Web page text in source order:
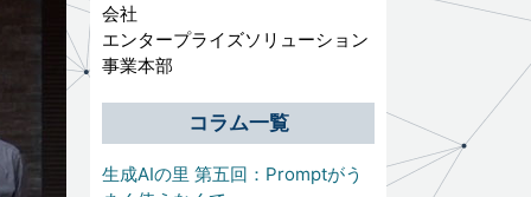
会社
エンタープライズソリューション
事業本部
コラム一覧
生成AIの里 第五回：Promptがう